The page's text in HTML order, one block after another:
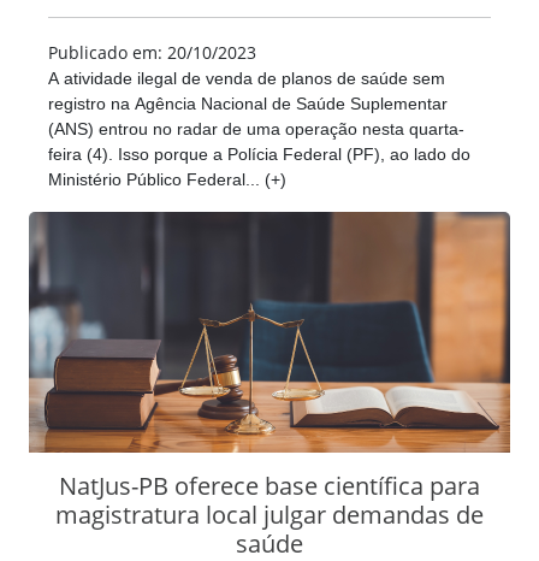
Publicado em: 20/10/2023
A atividade ilegal de venda de planos de saúde sem
registro na Agência Nacional de Saúde Suplementar
(ANS) entrou no radar de uma operação nesta quarta-
feira (4). Isso porque a Polícia Federal (PF), ao lado do
Ministério Público Federal... (+)
NatJus-PB oferece base científica para
magistratura local julgar demandas de
saúde